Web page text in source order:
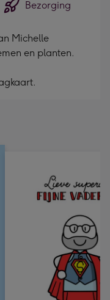
Bezorging
Michelle
en planten.